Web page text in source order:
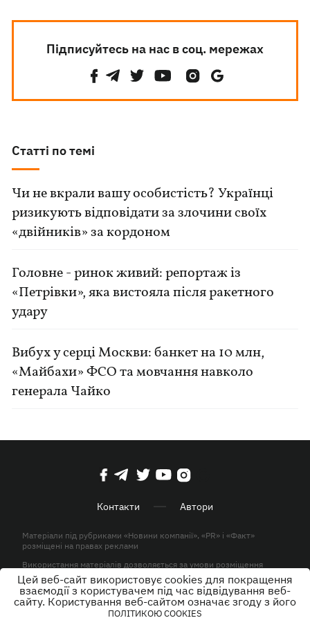
Підписуйтесь на нас в соц. мережах
Статті по темі
Чи не вкрали вашу особистість? Українці
ризикують відповідати за злочини своїх
«двійників» за кордоном
Головне - ринок живий: репортаж із
«Петрівки», яка вистояла після ракетного
удару
Вибух у серці Москви: банкет на 10 млн,
«Майбахи» ФСО та мовчання навколо
генерала Чайко
Контакти Автори
Матеріали під рубриками «Новини компанії», «PR» і «Факт»
розміщені на правах реклами
Використання матеріалів дозволяється за умови розміщення
активного гіперпосилання на KP.UA в першому абзаці.
© ТОВ «ЮЛАВ МЕДІА» 2026. Всі права захищені.
Цей веб-сайт використовує cookies для покращення
взаємодії з користувачем під час відвідування веб-
сайту. Користування веб-сайтом означає згоду з його
ПОЛІТИКОЮ COOKIES